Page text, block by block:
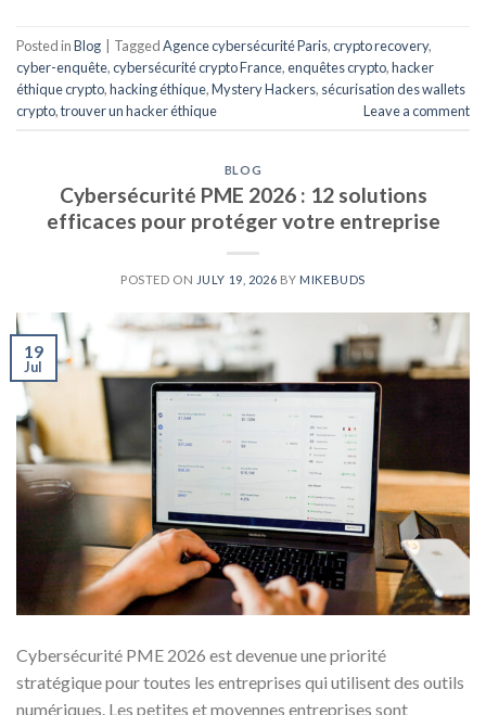
Posted inBlog TaggedAgence cybersécurité Paris,crypto recovery,
cyber-enquête,cybersécurité crypto France,enquêtes crypto,hacker
éthique crypto,hacking éthique,Mystery Hackers, sécurisation des wallets
crypto,trouver un hacker éthique Leave a comment
BLOG
Cybersécurité PME 2026 : 12 solutions
efficaces pour protéger votre entreprise
POSTED ON JULY 19, 2026 BY MIKEBUDS
19
Jul
Cybersécurité PME 2026 est devenue une priorité
stratégique pour toutes les entreprises qui utilisent des outils
numériques. Les petites et moyennes entreprises sont